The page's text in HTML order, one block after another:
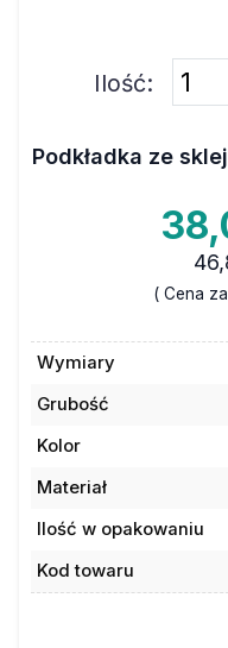
Ilość:
Podkładka ze
( Cena
Wymiary
Grubość
Kolor
Materiał
Ilość w opakowaniu
Kod towaru